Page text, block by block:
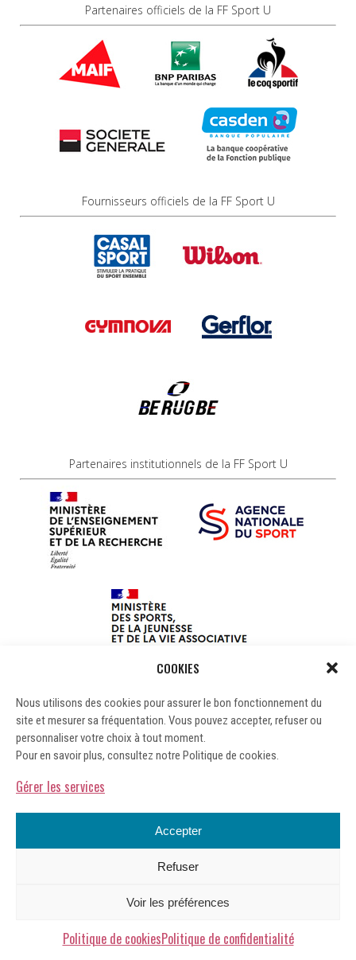
COOKIES
Nous utilisons des cookies pour assurer le bon fonctionnement du
site et mesurer sa fréquentation. Vous pouvez accepter, refuser ou
personnaliser votre choix à tout moment.
Pour en savoir plus, consultez notre Politique de cookies.
Gérer les services
Accepter
Refuser
Voir les préférences
Politique de cookiesPolitique de confidentialité
Partenaires officiels de la FF Sport U
Fournisseurs officiels de la FF Sport U
Partenaires institutionnels de la FF Sport U
Gérer les cookies